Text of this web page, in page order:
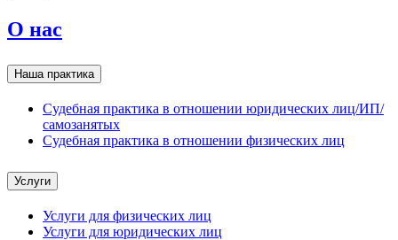
О нас
Наша практика
Судебная практика в отношении юридических лиц/ИП/
самозанятых
Судебная практика в отношении физических лиц
Услуги
Услуги для физических лиц
Услуги для юридических лиц